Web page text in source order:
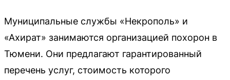
Муниципальные службы «Некрополь» и
«Ахират» занимаются организацией похорон в
Тюмени. Они предлагают гарантированный
перечень услуг, стоимость которого